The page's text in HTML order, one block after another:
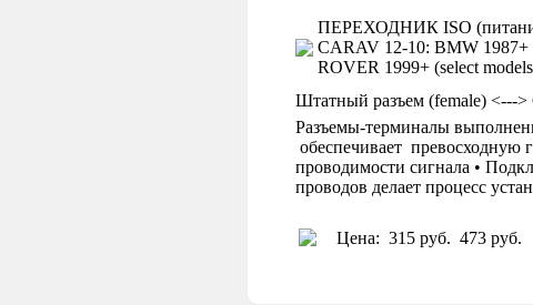
ПЕРЕХОДНИК ISO
CARAV 12-10: BMW 1987+
ROVER 1999+ (select
Штатный разъем (female) <---
Разъемы-терминалы
обеспечивает превосходную
проводимости сигнала •
проводов делает процесс
Цена: 315 руб. 473 руб.